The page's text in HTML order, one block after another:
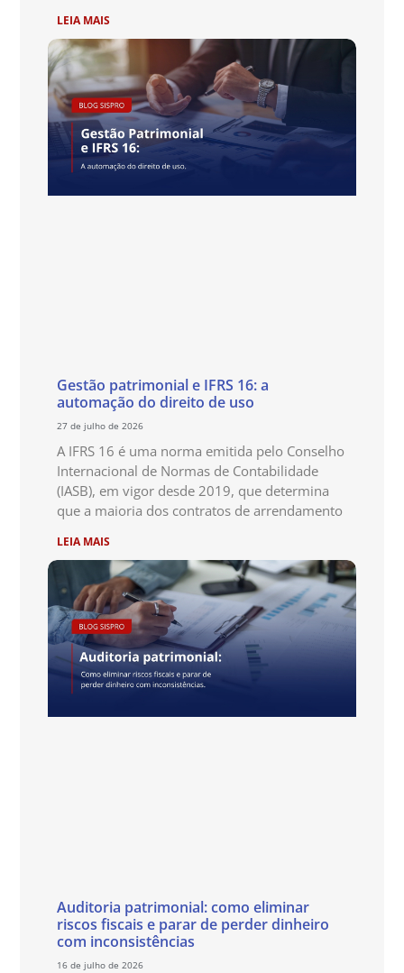
LEIA MAIS
Gestão patrimonial e IFRS 16: a
automação do direito de uso
27 de julho de 2026
A IFRS 16 é uma norma emitida pelo Conselho
Internacional de Normas de Contabilidade
(IASB), em vigor desde 2019, que determina
que a maioria dos contratos de arrendamento
LEIA MAIS
Auditoria patrimonial: como eliminar
riscos fiscais e parar de perder dinheiro
com inconsistências
16 de julho de 2026